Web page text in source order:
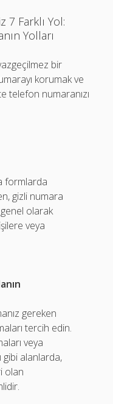
7 Farklı Yol:
Yolları
bir
korumak ve
telefon numaranızı
formlarda
gizli numara
genel olarak
veya
gereken
tercih edin.
veya
gibi alanlarda,
olan